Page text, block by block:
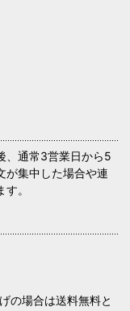
、通常3営業日から5
が集中した場合や連
。
の場合は送料無料と